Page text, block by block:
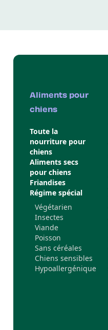
Aliments pour
chiens
Toute la
nourriture pour
chiens
Aliments secs
pour chiens
Friandises
Régime spécial
Végétarien
Insectes
Viande
Poisson
Sans céréales
Chiens sensibles
Hypoallergénique